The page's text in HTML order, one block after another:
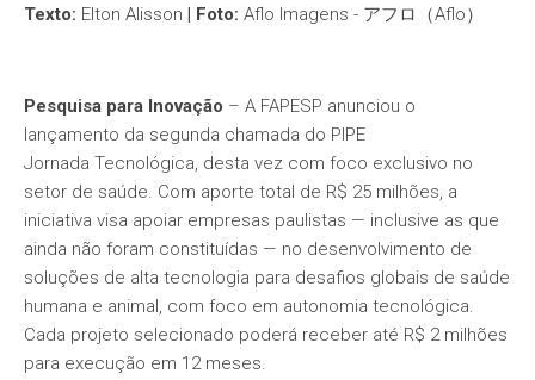
Texto: Elton Alisson | Foto: Aflo Imagens - アフロ（Aflo）
Pesquisa para Inovação – A FAPESP anunciou o
lançamento da segunda chamada do PIPE
Jornada Tecnológica, desta vez com foco exclusivo no
setor de saúde. Com aporte total de R$ 25 milhões, a
iniciativa visa apoiar empresas paulistas — inclusive as que
ainda não foram constituídas — no desenvolvimento de
soluções de alta tecnologia para desafios globais de saúde
humana e animal, com foco em autonomia tecnológica.
Cada projeto selecionado poderá receber até R$ 2 milhões
para execução em 12 meses.